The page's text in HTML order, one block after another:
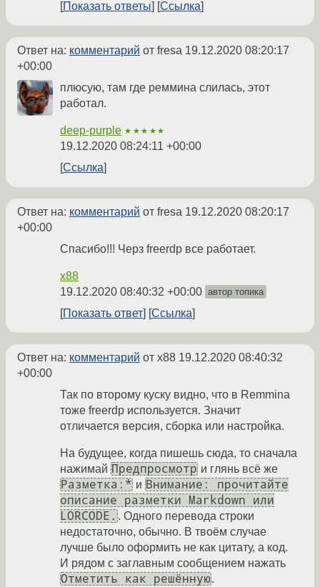
Показать ответы
Ссылка
Ответ на: комментарий от fresa 19.12.2020 08:20:17
+00:00
плюсую, там где реммина слилась, этот
работал.
deep-purple ★★★★★
19.12.2020 08:24:11 +00:00
Ссылка
Ответ на: комментарий от fresa 19.12.2020 08:20:17
+00:00
Спасибо!!! Черз freerdp все работает.
x88
19.12.2020 08:40:32 +00:00 автор топика
Показать ответ Ссылка
Ответ на: комментарий от x88 19.12.2020 08:40:32
+00:00
Так по второму куску видно, что в Remmina
тоже freerdp используется. Значит
отличается версия, сборка или настройка.
На будущее, когда пишешь сюда, то сначала
нажимай Предпросмотр и глянь всё же
Разметка:* и Внимание: прочитайте
описание разметки Markdown или
LORCODE. . Одного перевода строки
недостаточно, обычно. В твоём случае
лучше было оформить не как цитату, а код.
И рядом с заглавным сообщением нажать
Отметить как решённую.